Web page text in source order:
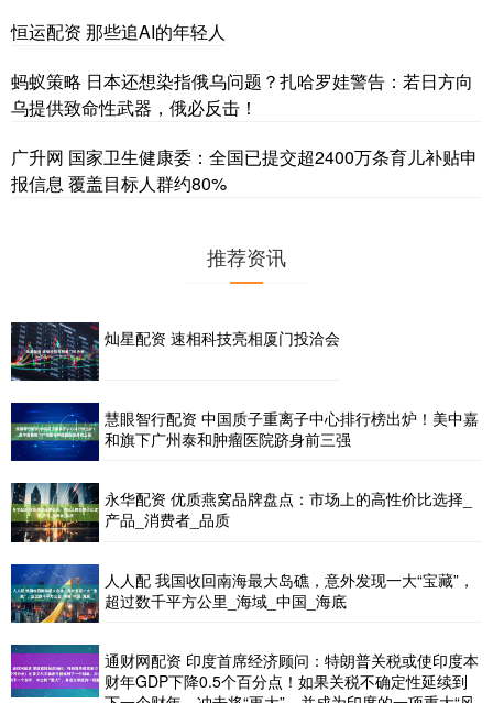
恒运配资 那些追AI的年轻人
蚂蚁策略 日本还想染指俄乌问题？扎哈罗娃警告：若日方向
乌提供致命性武器，俄必反击！
广升网 国家卫生健康委：全国已提交超2400万条育儿补贴申
报信息 覆盖目标人群约80%
推荐资讯
灿星配资 速相科技亮相厦门投洽会
慧眼智行配资 中国质子重离子中心排行榜出炉！美中嘉
和旗下广州泰和肿瘤医院跻身前三强
永华配资 优质燕窝品牌盘点：市场上的高性价比选择_
产品_消费者_品质
人人配 我国收回南海最大岛礁，意外发现一大“宝藏”，
超过数千平方公里_海域_中国_海底
通财网配资 印度首席经济顾问：特朗普关税或使印度本
财年GDP下降0.5个百分点！如果关税不确定性延续到